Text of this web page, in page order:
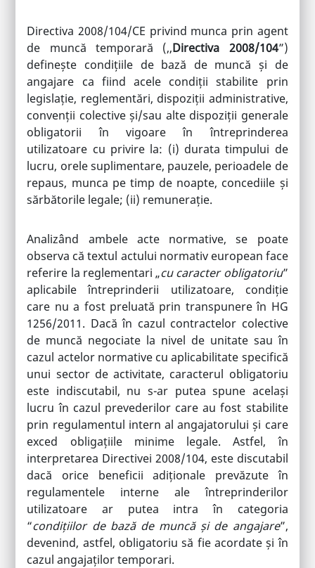
Directiva 2008/104/CE privind munca prin agent
de muncă temporară (,,Directiva 2008/104”)
definește condițiile de bază de muncă și de
angajare ca fiind acele condiții stabilite prin
legislație, reglementări, dispoziții administrative,
convenții colective și/sau alte dispoziții generale
obligatorii în vigoare în întreprinderea
utilizatoare cu privire la: (i) durata timpului de
lucru, orele suplimentare, pauzele, perioadele de
repaus, munca pe timp de noapte, concediile și
sărbătorile legale; (ii) remunerație.
Analizând ambele acte normative, se poate
observa că textul actului normativ european face
referire la reglementari „cu caracter obligatoriu”
aplicabile întreprinderii utilizatoare, condiție
care nu a fost preluată prin transpunere în HG
1256/2011. Dacă în cazul contractelor colective
de muncă negociate la nivel de unitate sau în
cazul actelor normative cu aplicabilitate specifică
unui sector de activitate, caracterul obligatoriu
este indiscutabil, nu s-ar putea spune același
lucru în cazul prevederilor care au fost stabilite
prin regulamentul intern al angajatorului și care
exced obligațiile minime legale. Astfel, în
interpretarea Directivei 2008/104, este discutabil
dacă orice beneficii adiționale prevăzute în
regulamentele interne ale întreprinderilor
utilizatoare ar putea intra în categoria
“condițiilor de bază de muncă și de angajare”,
devenind, astfel, obligatoriu să fie acordate și în
cazul angajaților temporari.